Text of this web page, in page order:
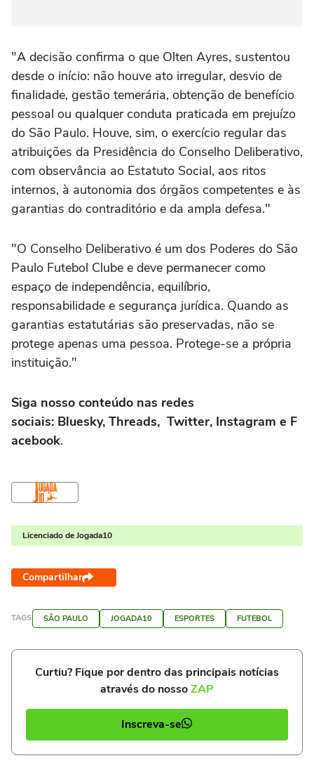
"A decisão confirma o que Olten Ayres, sustentou
desde o início: não houve ato irregular, desvio de
finalidade, gestão temerária, obtenção de benefício
pessoal ou qualquer conduta praticada em prejuízo
do São Paulo. Houve, sim, o exercício regular das
atribuições da Presidência do Conselho Deliberativo,
com observância ao Estatuto Social, aos ritos
internos, à autonomia dos órgãos competentes e às
garantias do contraditório e da ampla defesa."
"O Conselho Deliberativo é um dos Poderes do São
Paulo Futebol Clube e deve permanecer como
espaço de independência, equilíbrio,
responsabilidade e segurança jurídica. Quando as
garantias estatutárias são preservadas, não se
protege apenas uma pessoa. Protege-se a própria
instituição."
Siga nosso conteúdo nas redes
sociais: Bluesky, Threads, Twitter, Instagram e F
acebook.
Licenciado de Jogada10
Compartilhar
TAGS SÃO PAULO JOGADA10 ESPORTES FUTEBOL
Curtiu? Fique por dentro das principais notícias
através do nossoZAP
Inscreva-se